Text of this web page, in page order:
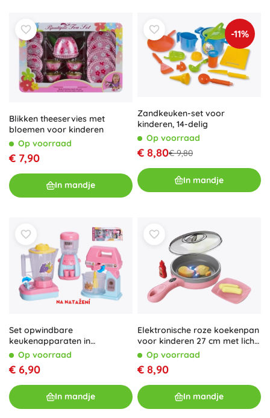
Blikken theeservies met
bloemen voor kinderen
Op voorraad
€ 7,90
In mandje
-11%
Zandkeuken-set voor
kinderen, 14-delig
Op voorraad
€ 8,80€ 9,80
In mandje
Set opwindbare
keukenapparaten in
pastelkleuren voor kinderen
Op voorraad
€ 6,90
In mandje
Elektronische roze koekenpan
voor kinderen 27 cm met licht
en geluid
Op voorraad
€ 8,90
In mandje